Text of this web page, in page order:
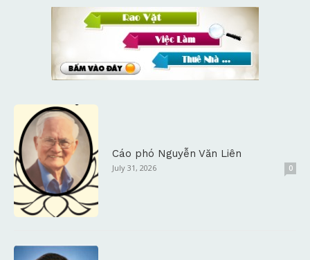
Cáo phó Nguyễn Văn Liên
July 31, 2026 0